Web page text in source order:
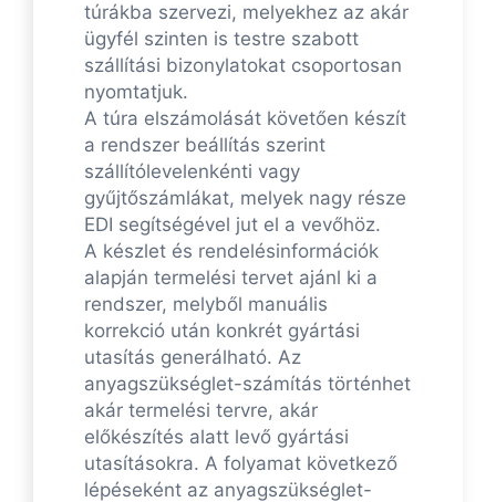
túrákba szervezi, melyekhez az akár
ügyfél szinten is testre szabott
szállítási bizonylatokat csoportosan
nyomtatjuk.
A túra elszámolását követően készít
a rendszer beállítás szerint
szállítólevelenkénti vagy
gyűjtőszámlákat, melyek nagy része
EDI segítségével jut el a vevőhöz.
A készlet és rendelésinformációk
alapján termelési tervet ajánl ki a
rendszer, melyből manuális
korrekció után konkrét gyártási
utasítás generálható. Az
anyagszükséglet-számítás történhet
akár termelési tervre, akár
előkészítés alatt levő gyártási
utasításokra. A folyamat következő
lépéseként az anyagszükséglet-